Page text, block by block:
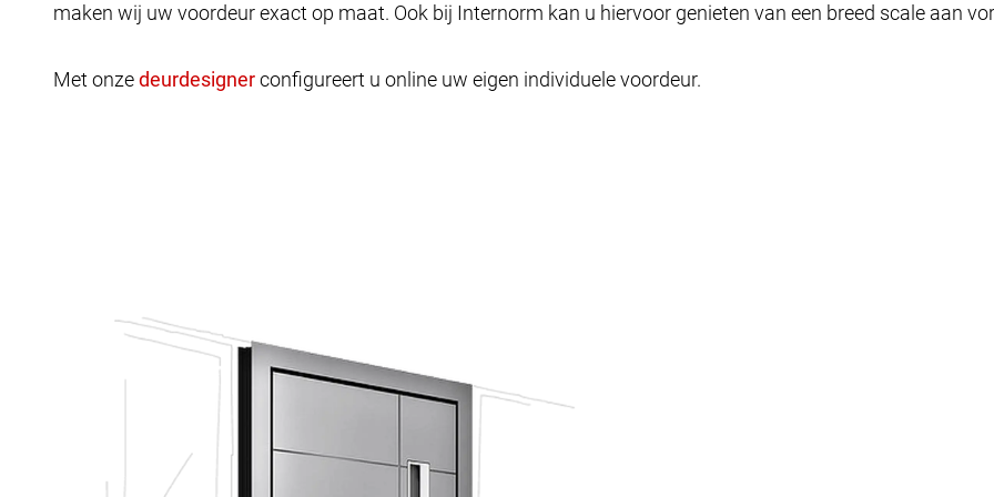
maken wij uw voordeur exact op maat. Ook bij Internorm kan u hiervoor genieten van een breed scale aan
Met onze configureert u online uw eigen individuele voordeur.